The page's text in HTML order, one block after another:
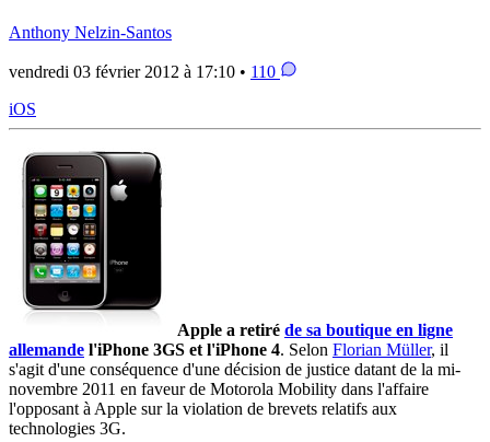
Anthony Nelzin-Santos
vendredi 03 février 2012 à 17:10 • 110
iOS
Apple a retiré de sa boutique en ligne
allemande l'iPhone 3GS et l'iPhone 4. Selon Florian Müller, il
s'agit d'une conséquence d'une décision de justice datant de la mi-
novembre 2011 en faveur de Motorola Mobility dans l'affaire
l'opposant à Apple sur la violation de brevets relatifs aux
technologies 3G.